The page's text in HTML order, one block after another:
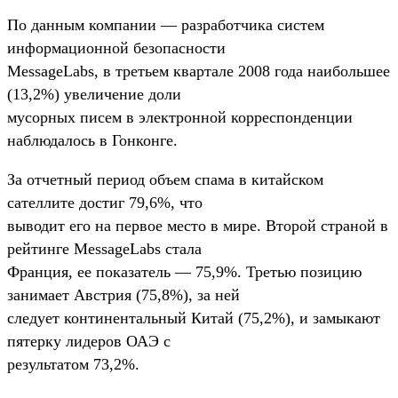
По данным компании — разработчика систем
информационной безопасности
MessageLabs, в третьем квартале 2008 года наибольшее
(13,2%) увеличение доли
мусорных писем в электронной корреспонденции
наблюдалось в Гонконге.
За отчетный период объем спама в китайском
сателлите достиг 79,6%, что
выводит его на первое место в мире. Второй страной в
рейтинге MessageLabs стала
Франция, ее показатель — 75,9%. Третью позицию
занимает Австрия (75,8%), за ней
следует континентальный Китай (75,2%), и замыкают
пятерку лидеров ОАЭ с
результатом 73,2%.